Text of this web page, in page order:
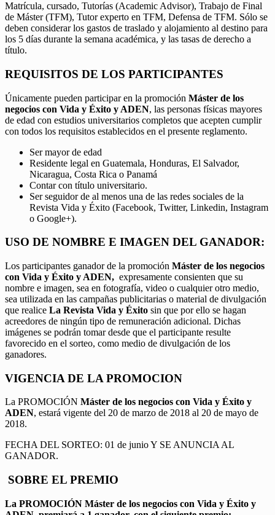
Matrícula, cursado, Tutorías (Academic Advisor), Trabajo de Final
de Máster (TFM), Tutor experto en TFM, Defensa de TFM. Sólo se
deben considerar los gastos de traslado y alojamiento al destino para
los 5 días durante la semana académica, y las tasas de derecho a
título.
REQUISITOS DE LOS PARTICIPANTES
Únicamente pueden participar en la promoción Máster de los
negocios con Vida y Éxito y ADEN, las personas físicas mayores
de edad con estudios universitarios completos que acepten cumplir
con todos los requisitos establecidos en el presente reglamento.
Ser mayor de edad
Residente legal en Guatemala, Honduras, El Salvador,
Nicaragua, Costa Rica o Panamá
Contar con título universitario.
Ser seguidor de al menos una de las redes sociales de la
Revista Vida y Éxito (Facebook, Twitter, Linkedin, Instagram
o Google+).
USO DE NOMBRE E IMAGEN DEL GANADOR:
Los participantes ganador de la promoción Máster de los negocios
con Vida y Éxito y ADEN, expresamente consienten que su
nombre e imagen, sea en fotografía, video o cualquier otro medio,
sea utilizada en las campañas publicitarias o material de divulgación
que realice La Revista Vida y Éxito sin que por ello se hagan
acreedores de ningún tipo de remuneración adicional. Dichas
imágenes se podrán tomar desde que el participante resulte
favorecido en el sorteo, como medio de divulgación de los
ganadores.
VIGENCIA DE LA PROMOCION
La PROMOCIÓN Máster de los negocios con Vida y Éxito y
ADEN, estará vigente del 20 de marzo de 2018 al 20 de mayo de
2018.
FECHA DEL SORTEO: 01 de junio Y SE ANUNCIA AL
GANADOR.
SOBRE EL PREMIO
La PROMOCIÓN Máster de los negocios con Vida y Éxito y